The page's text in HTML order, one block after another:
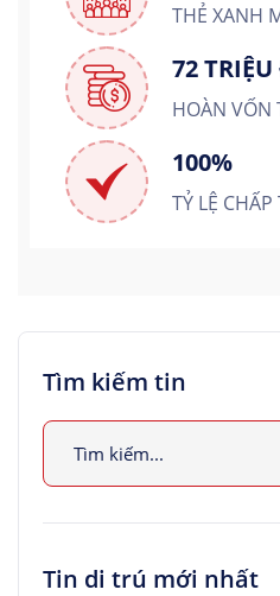
THẺ XANH
72
HOÀN VỐN
100%
TỶ LỆ
Tìm kiếm tin
Tin di trú mới nhất